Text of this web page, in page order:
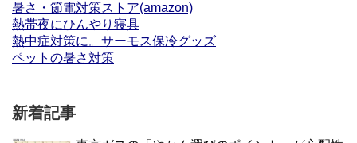
暑さ・節電対策ストア(amazon)
熱帯夜にひんやり寝具
熱中症対策に。サーモス保冷グッズ
ペットの暑さ対策
新着記事